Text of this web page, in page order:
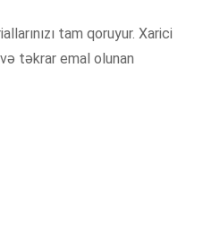
tam qoruyur. Xarici
təkrar emal olunan